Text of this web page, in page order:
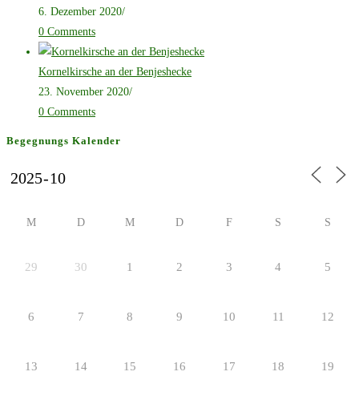
6. Dezember 2020/
0 Comments
Kornelkirsche an der Benjeshecke
23. November 2020/
0 Comments
Begegnungs Kalender
M D M D F S S
29 30 1 2 3 4 5
6 7 8 9 10 11 12
13 14 15 16 17 18 19